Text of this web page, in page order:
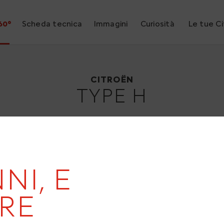
Scheda tecnica Immagini Curiosità Le tue
E
CITROËN
TYPE H